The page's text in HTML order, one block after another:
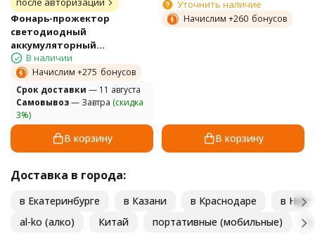
Фонарь-прожектор
светодиодный
аккумуляторный
Greenworks, Арт. 3401207,
24V, без АКБ и ЗУ
В наличии
Начислим +275 бонусов
Cрок доставки — 11 августа
Самовывоз— Завтра (скидка
3%)
В корзину
Уточнить наличие
Начислим +260 бонусов
В корзину
Доставка в города:
в Екатеринбурге в Казани в Краснодаре
в
al-ko (алко)
Китай портативные (мобильные)